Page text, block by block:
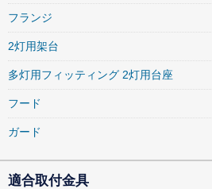
フランジ
2灯用架台
多灯用フィッティング 2灯用台座
フード
ガード
適合取付金具